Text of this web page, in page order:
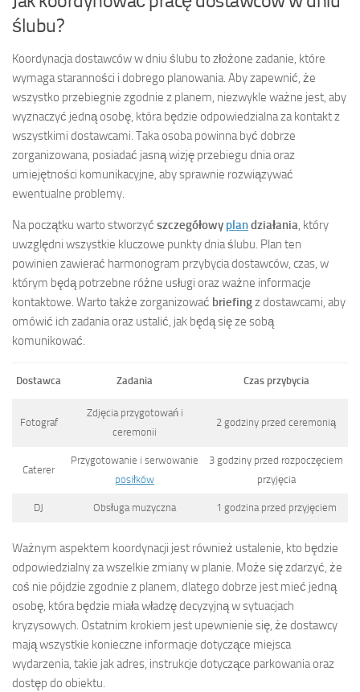
ślubu?
Koordynacja dostawców w dniu ślubu to złożone zadanie, które
wymaga staranności i dobrego planowania. Aby zapewnić, że
wszystko przebiegnie zgodnie z planem, niezwykle ważne jest, aby
wyznaczyć jedną osobę, która będzie odpowiedzialna za kontakt z
wszystkimi dostawcami. Taka osoba powinna być dobrze
zorganizowana, posiadać jasną wizję przebiegu dnia oraz
umiejętności komunikacyjne, aby sprawnie rozwiązywać
ewentualne problemy.
Na początku warto stworzyć szczegółowy plandziałania, który
uwzględni wszystkie kluczowe punkty dnia ślubu. Plan ten
powinien zawierać harmonogram przybycia dostawców, czas, w
którym będą potrzebne różne usługi oraz ważne informacje
kontaktowe. Warto także zorganizować briefingz dostawcami, aby
omówić ich zadania oraz ustalić, jak będą się ze sobą
komunikować.
Dostawca Zadania Czas przybycia
Fotograf
Zdjęcia przygotowań i
ceremonii
2 godziny przed ceremonią
Caterer
Przygotowanie i serwowanie
posiłków
3 godziny przed rozpoczęciem
przyjęcia
DJ Obsługa muzyczna 1 godzina przed przyjęciem
Ważnym aspektem koordynacji jest również ustalenie, kto będzie
odpowiedzialny za wszelkie zmiany w planie. Może się zdarzyć, że
coś nie pójdzie zgodnie z planem, dlatego dobrze jest mieć jedną
osobę, która będzie miała władzę decyzyjną w sytuacjach
kryzysowych. Ostatnim krokiem jest upewnienie się, że dostawcy
mają wszystkie konieczne informacje dotyczące miejsca
wydarzenia, takie jak adres, instrukcje dotyczące parkowania oraz
dostęp do obiektu.